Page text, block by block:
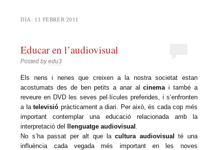
DIA: 11 FEBRER 2011
Educar en l’audiovisual
Posted byedu3
Els nens i nenes que creixen a la nostra societat estan
acostumats des de ben petits a anar al cinema i també a
reveure en DVD les seves pel·lícules preferides, i s’enfronten
a latelevisió pràcticament a diari. Per això, és cada cop més
important contemplar una educació relacionada amb la
interpretació del
llenguatge audiovisual
No s’ha passat per alt que lacultura audiovisual
té una
influència cada vegada més important en les noves